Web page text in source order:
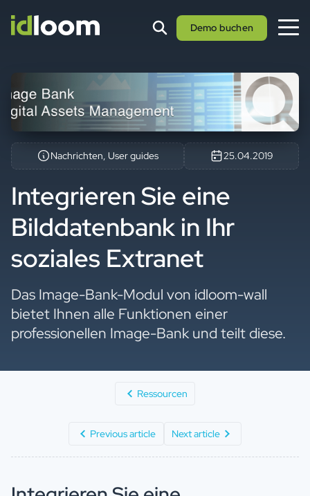
Demo buchen
Nachrichten, User guides 25.04.2019
Integrieren Sie eine
Bilddatenbank in Ihr
soziales Extranet
Das Image-Bank-Modul von idloom-wall
bietet Ihnen alle Funktionen einer
professionellen Image-Bank und teilt diese.
Ressourcen
Previous article Next article